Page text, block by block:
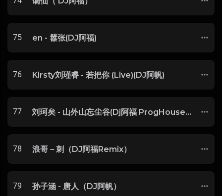
75 en - 嚣张(DJ阿福)
76 Kirsty刘瑾睿 - 若把你 (Live)(DJ阿帆)
77 刘珂矣 - 山外山忘尘谷(Dj阿福 ProgHouse Rmx 2018)
78 浪哥－刺（DJ阿福Remix）
79 孙子涵 - 唐人（DJ阿帆）